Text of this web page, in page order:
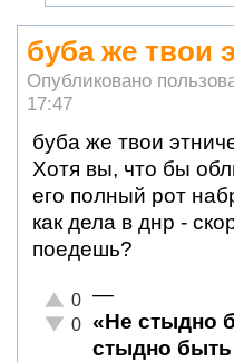
буба же твои
Опубликовано
17:47
буба же твои
Хотя вы, что бы
его полный рот
как дела в днр -
поедешь?
Отлично!
0
Неадекватно!
0
—
«Не стыдно
стыдно быть